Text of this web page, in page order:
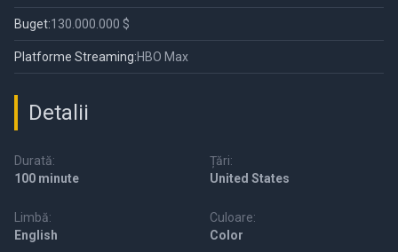
Buget:130.000.000 $
Platforme Streaming:HBO Max
Detalii
Durată:
100 minute
Țări:
United States
Limbă:
English
Culoare:
Color